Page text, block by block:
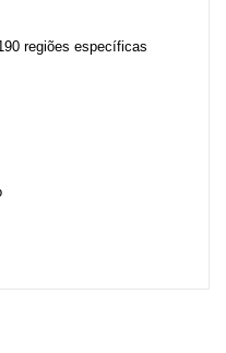
regiões específicas